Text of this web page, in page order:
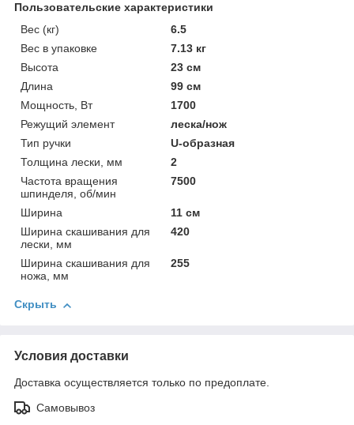
Пользовательские характеристики
Вес (кг)
6.5
Вес в упаковке
7.13 кг
Высота
23 см
Длина
99 см
Мощность, Вт
1700
Режущий элемент
леска/нож
Тип ручки
U-образная
Толщина лески, мм
2
Частота вращения
шпинделя, об/мин
7500
Ширина
11 см
Ширина скашивания для
лески, мм
420
Ширина скашивания для
ножа, мм
255
Скрыть
Условия доставки
Доставка осуществляется только по предоплате.
Самовывоз